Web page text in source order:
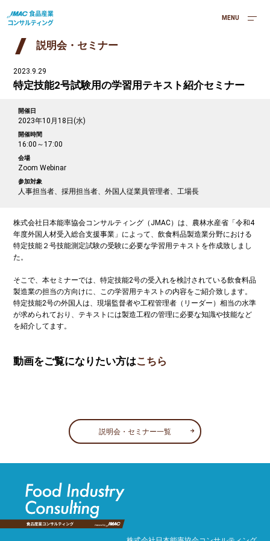
MENU
説明会・セミナー
2023.9.29
特定技能2号試験用の学習用テキスト紹介セミナー
開催日
2023年10月18日(水)
開催時間
16:00～17:00
会場
Zoom Webinar
参加対象
人事担当者、採用担当者、外国人従業員管理者、工場長
株式会社日本能率協会コンサルティング（JMAC）は、農林水産省「令和4
年度外国人材受入総合支援事業」によって、飲食料品製造業分野における
特定技能２号技能測定試験の受験に必要な学習用テキストを作成致しまし
た。
そこで、本セミナーでは、特定技能2号の受入れを検討されている飲食料品
製造業の担当の方向けに、この学習用テキストの内容をご紹介致します。
特定技能2号の外国人は、現場監督者や工程管理者（リーダー）相当の水準
が求められており、テキストには製造工程の管理に必要な知識や技能など
を紹介してます。
動画をご覧になりたい方はこちら
説明会・セミナー一覧